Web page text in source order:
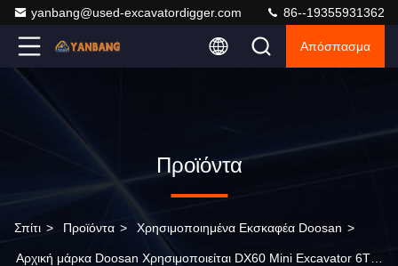
yanbang@used-excavatordigger.com 86--19355931362
Απόσπασμα
Προϊόντα
Σπίτι > Προϊόντα > Χρησιμοποιημένα Εκσκαφέα Doosan >
Αρχική μάρκα Doosan Χρησιμοποιείται DX60 Mini Excavator 6Ton